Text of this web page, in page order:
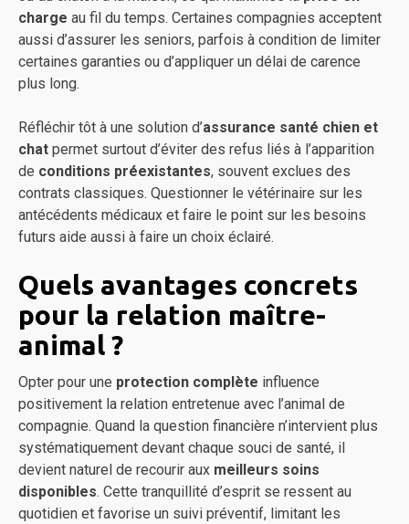
charge au fil du temps. Certaines compagnies acceptent
aussi d’assurer les seniors, parfois à condition de limiter
certaines garanties ou d’appliquer un délai de carence
plus long.
Réfléchir tôt à une solution d’assurance santé chien et
chat permet surtout d’éviter des refus liés à l’apparition
de conditions préexistantes, souvent exclues des
contrats classiques. Questionner le vétérinaire sur les
antécédents médicaux et faire le point sur les besoins
futurs aide aussi à faire un choix éclairé.
Quels avantages concrets
pour la relation maître-
animal ?
Opter pour une protection complète influence
positivement la relation entretenue avec l’animal de
compagnie. Quand la question financière n’intervient plus
systématiquement devant chaque souci de santé, il
devient naturel de recourir aux meilleurs soins
disponibles. Cette tranquillité d’esprit se ressent au
quotidien et favorise un suivi préventif, limitant les